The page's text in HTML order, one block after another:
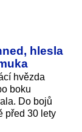
hlesla
hvězda
boku
Do bojů
před 30 lety